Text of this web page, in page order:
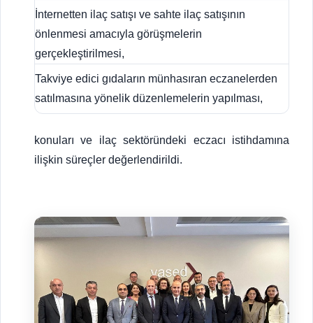
İnternetten ilaç satışı ve sahte ilaç satışının
önlenmesi amacıyla görüşmelerin
gerçekleştirilmesi,
Takviye edici gıdaların münhasıran eczanelerden
satılmasına yönelik düzenlemelerin yapılması,
konuları ve ilaç sektöründeki eczacı istihdamına
ilişkin süreçler değerlendirildi.